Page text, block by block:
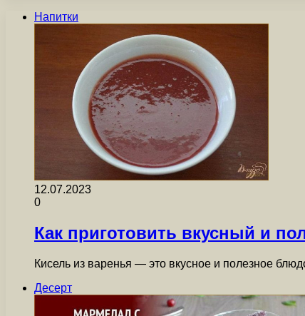
Напитки
12.07.2023
0
Как приготовить вкусный и
Кисель из варенья — это вкусное и полезное
Десерт